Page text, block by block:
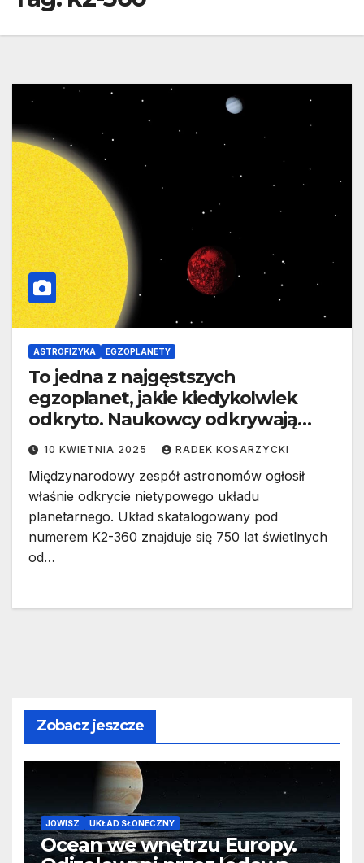
ASTROFIZYKA EGZOPLANETY
To jedna z najgęstszych
egzoplanet, jakie kiedykolwiek
odkryto. Naukowcy odkrywają
tajemnice K2-360b
10 KWIETNIA 2025 RADEK KOSARZYCKI
Międzynarodowy zespół astronomów ogłosił
właśnie odkrycie nietypowego układu
planetarnego. Układ skatalogowany pod
numerem K2-360 znajduje się 750 lat świetlnych
od…
Zobacz jeszcze
JOWISZ UKŁAD SŁONECZNY
Ocean we wnętrzu Europy.